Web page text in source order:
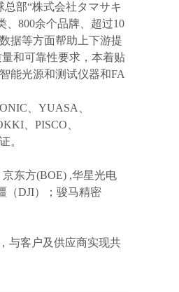
部“株式会社タマサキ
、800余个品牌、超过10
据等方面帮助上下游提
和可靠性要求，本着贴
能光源和测试仪器和FA
、YUASA、
、PISCO、
。
京东方(BOE) ,华星光电
（DJI）；骏马精密
与客户及供应商实现共